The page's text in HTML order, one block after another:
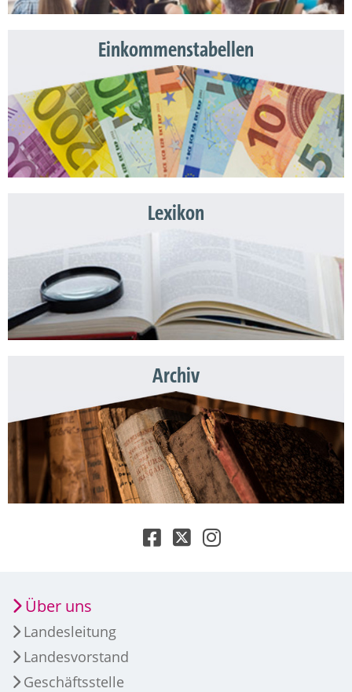
Einkommenstabellen
Lexikon
Archiv
Über uns
Landesleitung
Landesvorstand
Geschäftsstelle